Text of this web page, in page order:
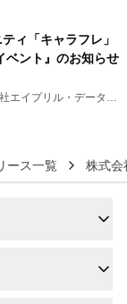
ィ「キャラフレ」
ベント』のお知らせ
エイプリル・データ・
ース一覧 株式会